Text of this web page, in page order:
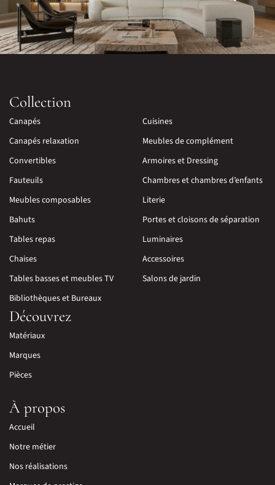
Collection
Canapés
Canapés relaxation
Convertibles
Fauteuils
Meubles composables
Bahuts
Tables repas
Chaises
Tables basses et meubles TV
Bibliothèques et Bureaux
Cuisines
Meubles de complément
Armoires et Dressing
Chambres et chambres d’enfants
Literie
Portes et cloisons de séparation
Luminaires
Accessoires
Salons de jardin
Découvrez
Matériaux
Marques
Pièces
À propos
Accueil
Notre métier
Nos réalisations